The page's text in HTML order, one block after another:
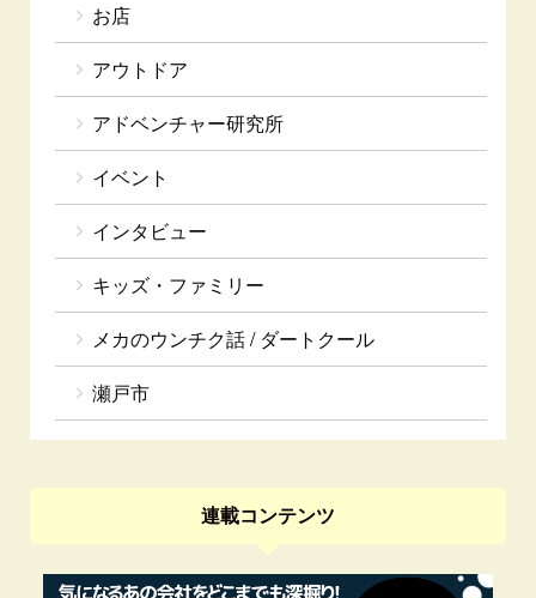
お店
アウトドア
アドベンチャー研究所
イベント
インタビュー
キッズ・ファミリー
メカのウンチク話 / ダートクール
瀬戸市
連載コンテンツ